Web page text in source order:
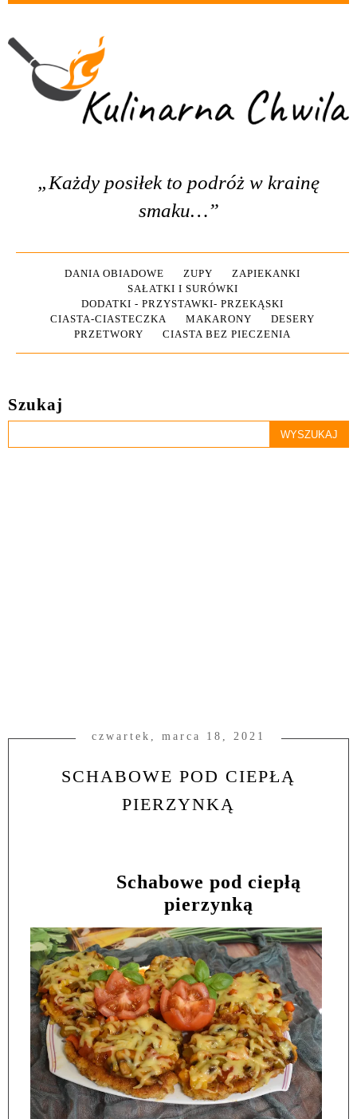
„Każdy posiłek to podróż w krainę
smaku…”
DANIA OBIADOWE ZUPY
ZAPIEKANKI
SAŁATKI I SURÓWKI
DODATKI - PRZYSTAWKI- PRZEKĄSKI
CIASTA-CIASTECZKA
MAKARONY
DESERY
PRZETWORY
CIASTA BEZ PIECZENIA
Szukaj
czwartek, marca 18, 2021
SCHABOWE POD CIEPŁĄ
PIERZYNKĄ
Schabowe pod ciepłą
pierzynką